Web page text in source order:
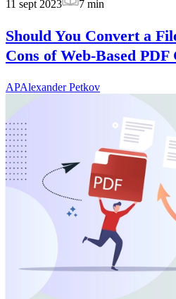
11 sept 2023 7 min
Should You Convert a
Cons of Web-Based PDF
APAlexander Petkov